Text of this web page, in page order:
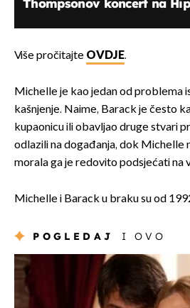
Thompsonov koncert na
Više pročitajte OVDJE.
Michelle je kao jedan od problema
kašnjenje. Naime, Barack je često
kupaonicu ili obavljao druge stvari
odlazili na događanja, dok Michelle
morala ga je redovito podsjećati na
Michelle i Barack u braku su od
POGLEDAJ I OVO